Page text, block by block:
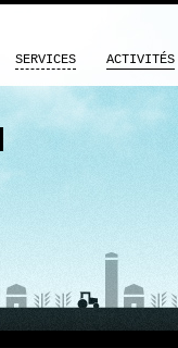
SERVICES ACTIVITÉS